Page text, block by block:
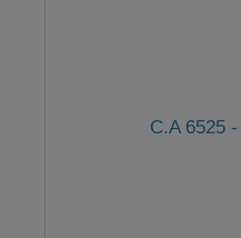
C.A 6525